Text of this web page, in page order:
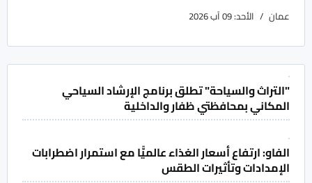
عمان الأحد: 09 آب 2026
"التراث والسياحة" تطلق برنامج الإرشاد السياحي
المكاني بمحافظتي ظفار والداخلية
الفاو: ارتفاع أسعار الغذاء عالميًّا مع استمرار اضطرابات
الإمدادات وتأثيرات الطقس